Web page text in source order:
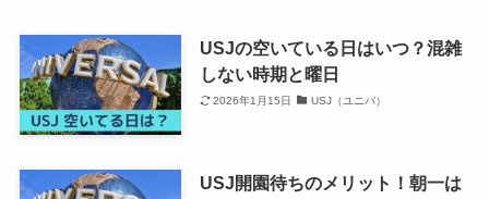
USJの空いている日はいつ？混雑
しない時期と曜日
2026年1月15日 USJ（ユニバ）
USJ開園待ちのメリット！朝一は